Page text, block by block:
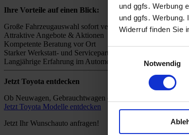
und ggfs. Werbung
und ggfs. Werbung.
Widerruf finden Sie
Einwilligungsauswahl
Notwendig
Ihre Vorteile auf einen Blick:
Große Fahrzeugauswahl sofort verfügbar
Attraktive Angebote & Aktionen
Kompetente Beratung vor Ort
Starker Werkstatt- und Servicepartner
Langjährige Erfahrung im Automobilhandel
Jetzt Toyota entdecken
Ob Neuwagen, Gebrauchtwagen oder individuelles
Jetzt Toyota Modelle entdecken
Jetzt Ihr Wunschauto anfragen!